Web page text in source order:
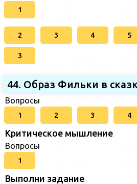
1
2 3 4 5
3
44. Образ Фильки в
Вопросы
1 2 3 4
Критическое мышление
Вопросы
1
Выполни задание